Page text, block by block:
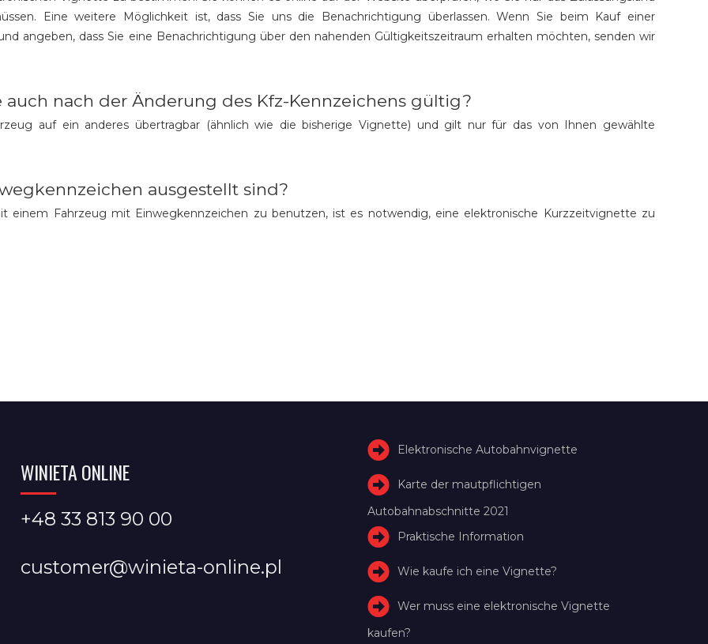
Eine weitere Möglichkeit ist, dass Sie uns die Benachrichtigung überlassen. Wenn Sie beim Kauf einer
angeben, dass Sie eine Benachrichtigung über den nahenden Gültigkeitszeitraum erhalten möchten, senden wir
nach der Änderung des Kfz-Kennzeichens gültig?
auf ein anderes übertragbar (ähnlich wie die bisherige Vignette) und gilt nur für das von Ihnen gewählte
ausgestellt sind?
Fahrzeug mit Einwegkennzeichen zu benutzen, ist es notwendig, eine elektronische Kurzzeitvignette zu
WINIETA ONLINE
+48 33 813 90 00
customer@winieta-online.pl
Elektronische Autobahnvignette
Karte der mautpflichtigen
Autobahnabschnitte 2021
Praktische Information
Wie kaufe ich eine Vignette?
Wer muss eine elektronische Vignette
kaufen?